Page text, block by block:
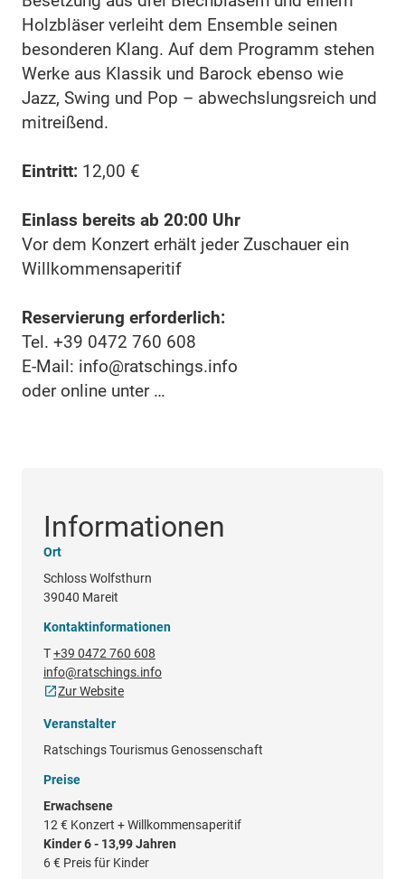
Holzbläser verleiht dem Ensemble seinen
besonderen Klang. Auf dem Programm stehen
Werke aus Klassik und Barock ebenso wie
Jazz, Swing und Pop – abwechslungsreich und
mitreißend.
Eintritt: 12,00 €
Einlass bereits ab 20:00 Uhr
Vor dem Konzert erhält jeder Zuschauer ein
Willkommensaperitif
Reservierung erforderlich:
Tel. +39 0472 760 608
E-Mail: info@ratschings.info
oder online unter …
Informationen
Ort
Schloss Wolfsthurn
39040 Mareit
Kontaktinformationen
T+39 0472 760 608
info@ratschings.info
Zur Website
Veranstalter
Ratschings Tourismus Genossenschaft
Preise
Erwachsene
12 € Konzert + Willkommensaperitif
Kinder 6 - 13,99 Jahren
6 € Preis für Kinder